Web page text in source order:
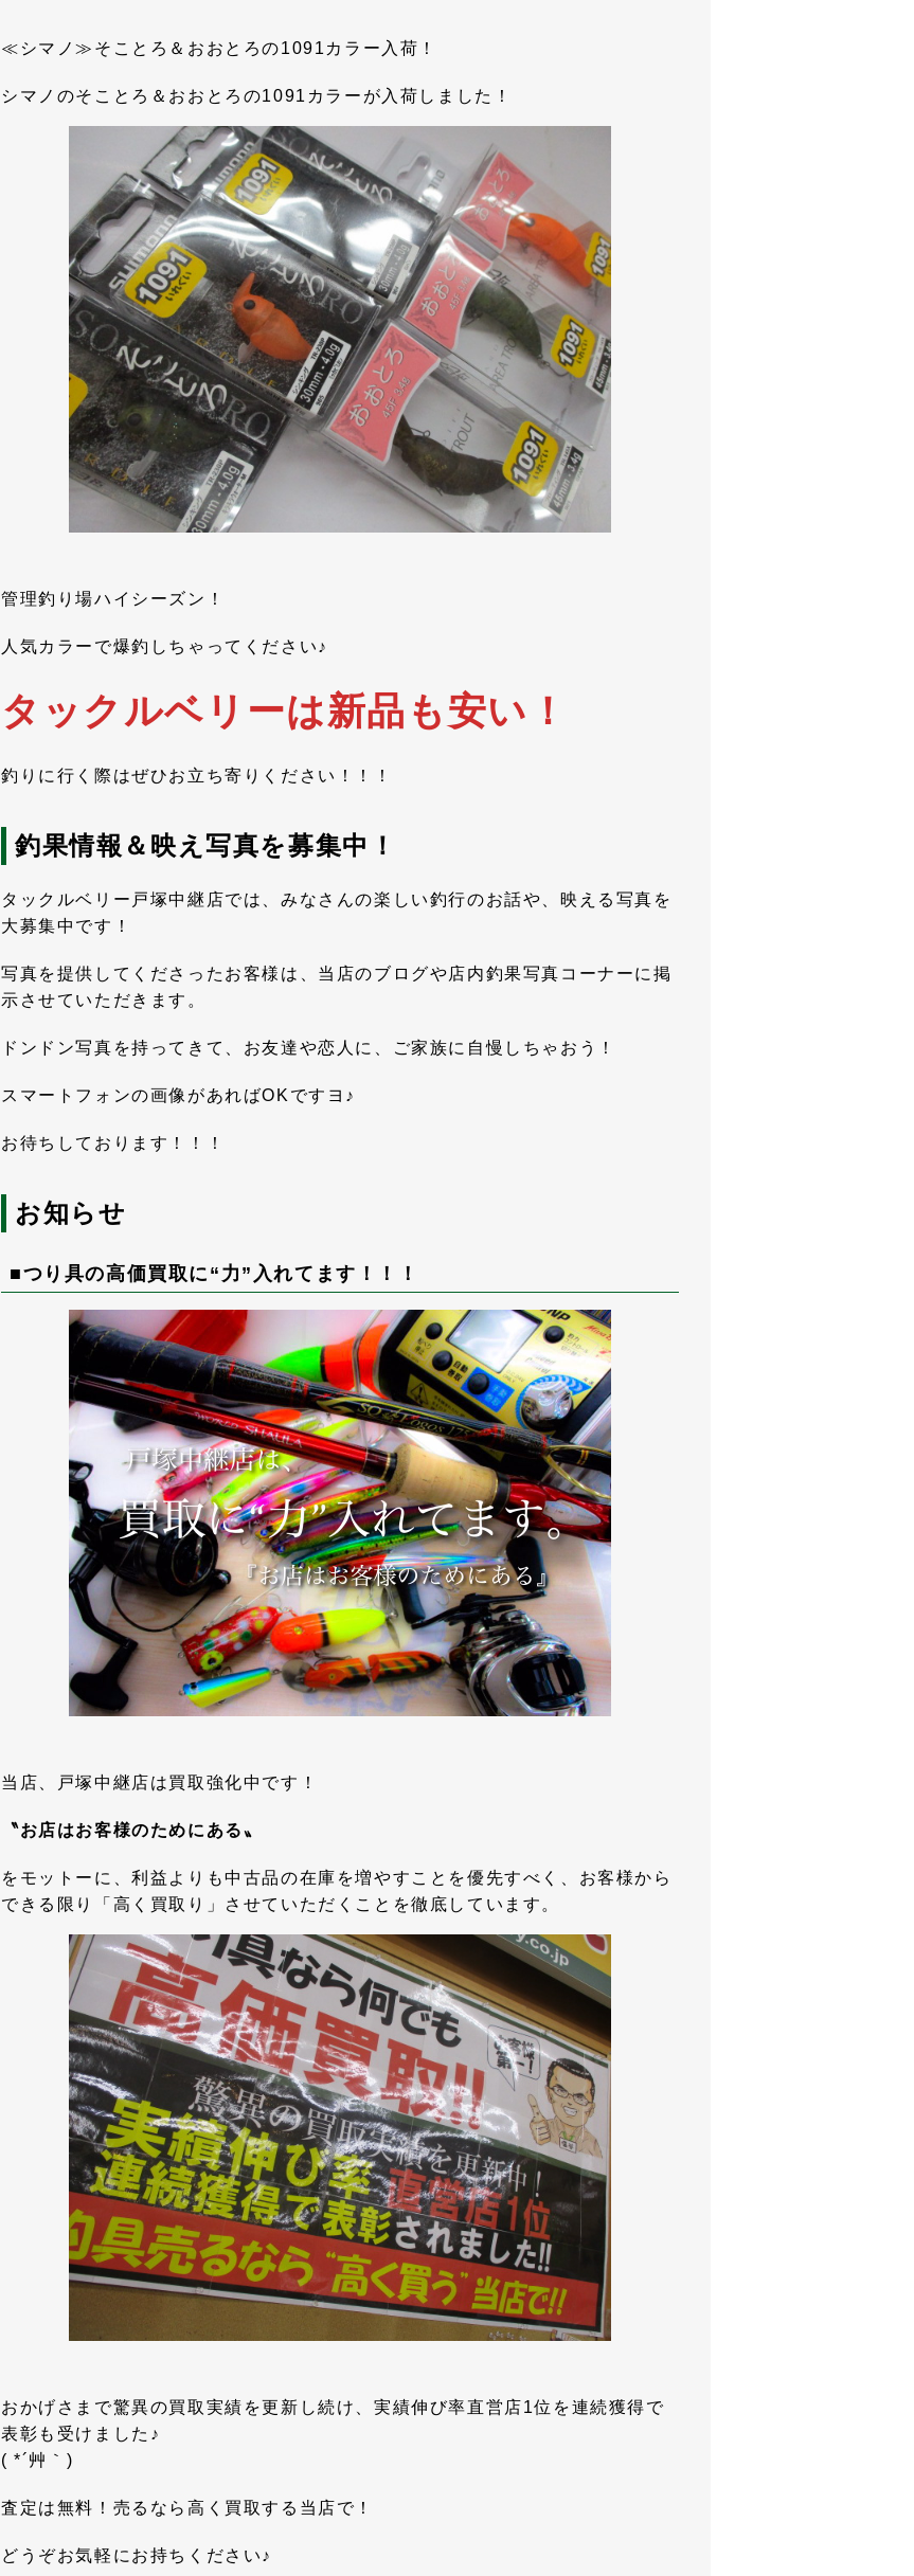
≪シマノ≫そことろ＆おおとろの1091カラー入荷！
シマノのそことろ＆おおとろの1091カラーが入荷しました！
管理釣り場ハイシーズン！
人気カラーで爆釣しちゃってください♪
タックルベリーは新品も安い！
釣りに行く際はぜひお立ち寄りください！！！
釣果情報＆映え写真を募集中！
タックルベリー戸塚中継店では、みなさんの楽しい釣行のお話や、映える写真を
大募集中です！
写真を提供してくださったお客様は、当店のブログや店内釣果写真コーナーに掲
示させていただきます。
ドンドン写真を持ってきて、お友達や恋人に、ご家族に自慢しちゃおう！
スマートフォンの画像があればOKですヨ♪
お待ちしております！！！
お知らせ
■つり具の高価買取に“力”入れてます！！！
当店、戸塚中継店は買取強化中です！
〝お店はお客様のためにある〟
をモットーに、利益よりも中古品の在庫を増やすことを優先すべく、お客様から
できる限り「高く買取り」させていただくことを徹底しています。
おかげさまで驚異の買取実績を更新し続け、実績伸び率直営店1位を連続獲得で
表彰も受けました♪
( *´艸｀)
査定は無料！売るなら高く買取する当店で！
どうぞお気軽にお持ちください♪